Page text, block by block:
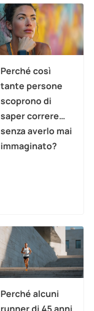
Perché così
tante persone
scoprono di
saper correre…
senza averlo mai
immaginato?
Perché alcuni
runner di 45 anni